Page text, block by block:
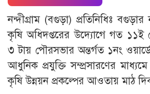
নন্দীগ্রাম (বগুড়া) প্রতিনিধিঃ বগুড়ার
কৃষি অধিদপ্তরের উদ্যোগে গত ১১ই
৩ টায় পৌরসভার অন্তর্গত ১নং
‎আধুনিক প্রযুক্তি সম্প্রসারণের
কৃষি উন্নয়ন প্রকল্পের আওতায় মাঠ